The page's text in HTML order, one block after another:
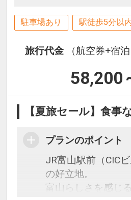
駐車場あり 駅徒歩5分以
旅行代金
（航空券+宿
58,200
【夏旅セール】食事
プランのポイント
JR富山駅前（CIC
の好立地。
富山らしさを感じ